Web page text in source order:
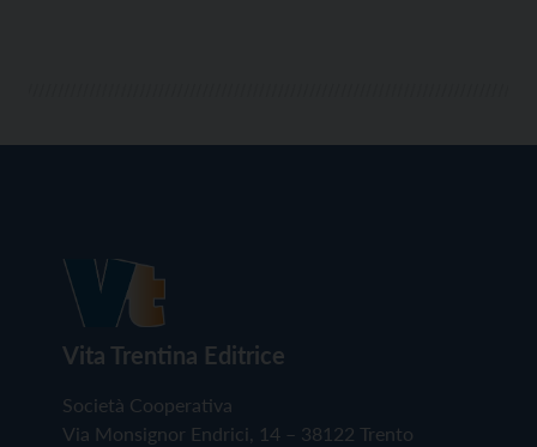
Vita Trentina Editrice
Società Cooperativa
Via Monsignor Endrici, 14 – 38122 Trento